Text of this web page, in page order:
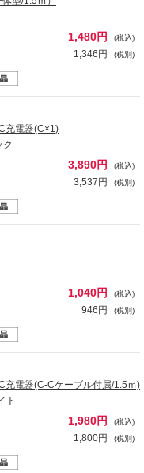
1,480円 (税込)
1,346円 (税別)
充電器(C×1)
3,890円 (税込)
3,537円 (税別)
1,040円 (税込)
946円 (税別)
充電器(C-Cケーブル付属/1.5ｍ)
ト
1,980円 (税込)
1,800円 (税別)